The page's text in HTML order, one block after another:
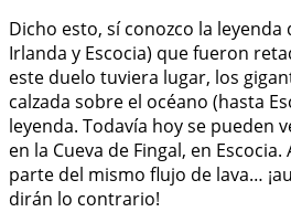
Dicho esto, sí conozco la leyenda
Irlanda y Escocia) que fueron
este duelo tuviera lugar, los
calzada sobre el océano (hasta
leyenda. Todavía hoy se pueden
en la Cueva de Fingal, en
parte del mismo flujo de lava…
dirán lo contrario!